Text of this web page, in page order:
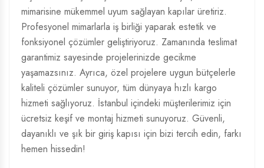
mimarisine mükemmel uyum sağlayan kapılar üretiriz.
Profesyonel mimarlarla iş birliği yaparak estetik ve
fonksiyonel çözümler geliştiriyoruz. Zamanında teslimat
garantimiz sayesinde projelerinizde gecikme
yaşamazsınız. Ayrıca, özel projelere uygun bütçelerle
kaliteli çözümler sunuyor, tüm dünyaya hızlı kargo
hizmeti sağlıyoruz. İstanbul içindeki müşterilerimiz için
ücretsiz keşif ve montaj hizmeti sunuyoruz. Güvenli,
dayanıklı ve şık bir giriş kapısı için bizi tercih edin, farkı
hemen hissedin!